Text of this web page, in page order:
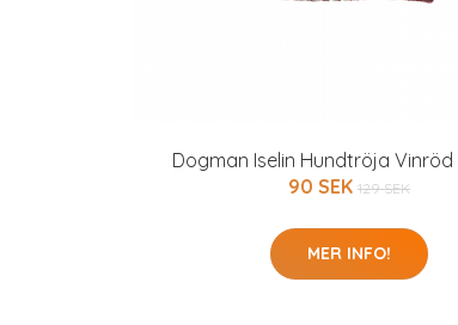
Dogman Iselin Hundtröja
90 SEK 129 SEK
MER INFO!